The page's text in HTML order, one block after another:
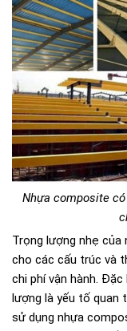
Nhựa composite
Trọng lượng nhẹ
cho các cấu trúc và
chi phí vận hành.
lượng là yếu tố quan
sử dụng nhựa